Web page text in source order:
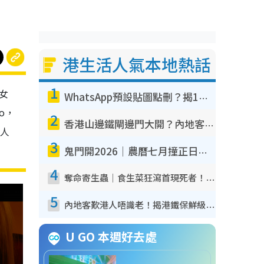
港生活人氣本地熱話
1 WhatsApp預設貼圖點刪？揭1招「反向操作」還原簡潔介面 附3步實測教學
2 香港山邊鐵閘邊門大開？內地客困惑意義何在！網民神回覆：呢種叫法理性防禦
3 鬼門開2026｜農曆七月撞正日全食特別邪？專家警告切忌做一事！揭4大禁忌+2招保平安
4 奪命寄生蟲｜食生菜狂瀉首現死者！疫潮惡化錄1.8萬宗病例 揭洗菜3大謬誤
5 內地客歎港人唔識老！揭港鐵保鮮級冷氣 港人求放過：咪投訴
U GO 本週好去處